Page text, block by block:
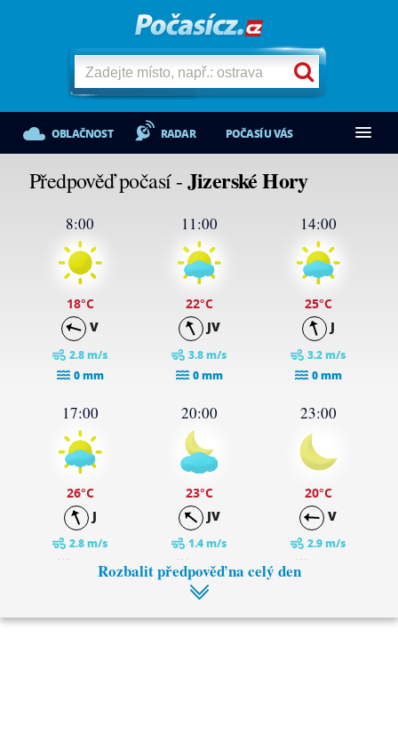
OBLAČNOST RADAR POČASÍ U VÁS
Předpověď počasí -Jizerské Hory
8:00
18°C
V
2.8 m/s
0 mm
11:00
22°C
JV
3.8 m/s
0 mm
14:00
25°C
J
3.2 m/s
0 mm
17:00
26°C
J
2.8 m/s
0 mm
20:00
23°C
JV
1.4 m/s
0 mm
23:00
20°C
V
2.9 m/s
Rozbalit předpověď na celý den